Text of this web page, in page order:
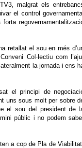
malgrat els
el control
retallat el sou en més
Col·lectiu com
la jornada i ens
el principi de
uns sous molt per sobre
el sou del president de
públic i no podem
a cop de Pla de